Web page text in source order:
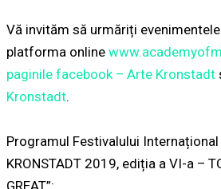
Vă invităm să urmăriți
platforma online
paginile facebook – Arte Kronstadt
Kronstadt.
Programul Festivalului Internațional
KRONSTADT 2019, ediția a VI-a –